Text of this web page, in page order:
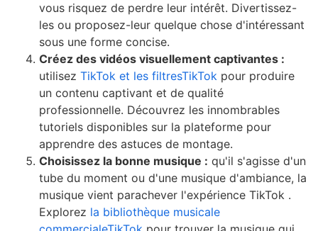
vous risquez de perdre leur intérêt. Divertissez-
les ou proposez-leur quelque chose d'intéressant
sous une forme concise.
Créez des vidéos visuellement captivantes :
utilisez TikTok et les filtresTikTok pour produire
un contenu captivant et de qualité
professionnelle. Découvrez les innombrables
tutoriels disponibles sur la plateforme pour
apprendre des astuces de montage.
Choisissez la bonne musique : qu'il s'agisse d'un
tube du moment ou d'une musique d'ambiance, la
musique vient parachever l'expérience TikTok .
Explorez la bibliothèque musicale